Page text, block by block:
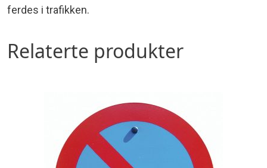
ferdes i trafikken.
Relaterte produkter